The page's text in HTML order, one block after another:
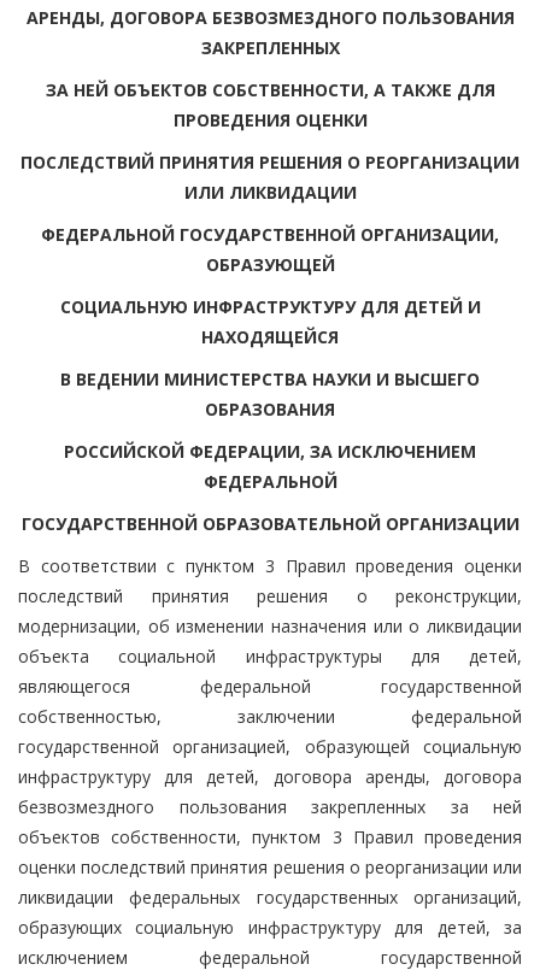
АРЕНДЫ, ДОГОВОРА БЕЗВОЗМЕЗДНОГО ПОЛЬЗОВАНИЯ
ЗАКРЕПЛЕННЫХ
ЗА НЕЙ ОБЪЕКТОВ СОБСТВЕННОСТИ, А ТАКЖЕ ДЛЯ
ПРОВЕДЕНИЯ ОЦЕНКИ
ПОСЛЕДСТВИЙ ПРИНЯТИЯ РЕШЕНИЯ О РЕОРГАНИЗАЦИИ
ИЛИ ЛИКВИДАЦИИ
ФЕДЕРАЛЬНОЙ ГОСУДАРСТВЕННОЙ ОРГАНИЗАЦИИ,
ОБРАЗУЮЩЕЙ
СОЦИАЛЬНУЮ ИНФРАСТРУКТУРУ ДЛЯ ДЕТЕЙ И
НАХОДЯЩЕЙСЯ
В ВЕДЕНИИ МИНИСТЕРСТВА НАУКИ И ВЫСШЕГО
ОБРАЗОВАНИЯ
РОССИЙСКОЙ ФЕДЕРАЦИИ, ЗА ИСКЛЮЧЕНИЕМ
ФЕДЕРАЛЬНОЙ
ГОСУДАРСТВЕННОЙ ОБРАЗОВАТЕЛЬНОЙ ОРГАНИЗАЦИИ
В соответствии с пунктом 3 Правил проведения оценки
последствий принятия решения о реконструкции,
модернизации, об изменении назначения или о ликвидации
объекта социальной инфраструктуры для детей,
являющегося федеральной государственной
собственностью, заключении федеральной
государственной организацией, образующей социальную
инфраструктуру для детей, договора аренды, договора
безвозмездного пользования закрепленных за ней
объектов собственности, пунктом 3 Правил проведения
оценки последствий принятия решения о реорганизации или
ликвидации федеральных государственных организаций,
образующих социальную инфраструктуру для детей, за
исключением федеральной государственной